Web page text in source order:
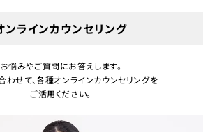
ンラインカウンセリング
お悩みやご質問にお答えします。
わせて、各種オンラインカウンセリングを
ご活用ください。